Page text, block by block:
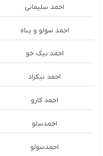
احمد سلیمانی
احمد سولو و پناه
احمد نیک خو
احمد نیکزاد
احمد کارو
احمدسلو
احمدسولو